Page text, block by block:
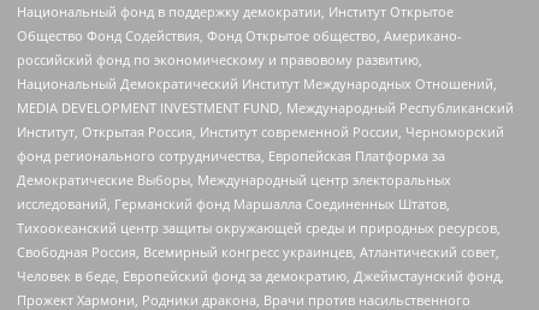
Национальный фонд в поддержку демократии, Институт Открытое
Общество Фонд Содействия, Фонд Открытое общество, Американо-
российский фонд по экономическому и правовому развитию,
Национальный Демократический Институт Международных Отношений,
MEDIA DEVELOPMENT INVESTMENT FUND, Международный Республиканский
Институт, Открытая Россия, Институт современной России, Черноморский
фонд регионального сотрудничества, Европейская Платформа за
Демократические Выборы, Международный центр электоральных
исследований, Германский фонд Маршалла Соединенных Штатов,
Тихоокеанский центр защиты окружающей среды и природных ресурсов,
Свободная Россия, Всемирный конгресс украинцев, Атлантический совет,
Человек в беде, Европейский фонд за демократию, Джеймстаунский фонд,
Прожект Хармони, Родники дракона, Врачи против насильственного